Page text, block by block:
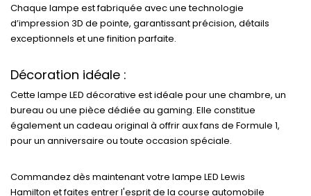
Chaque lampe est fabriquée avec une technologie
d’impression 3D de pointe, garantissant précision, détails
exceptionnels et une finition parfaite.
Décoration idéale :
Cette lampe LED décorative est idéale pour une chambre, un
bureau ou une pièce dédiée au gaming. Elle constitue
également un cadeau original à offrir aux fans de Formule 1,
pour un anniversaire ou toute occasion spéciale.
Commandez dès maintenant votre lampe LED Lewis
Hamilton et faites entrer l'esprit de la course automobile